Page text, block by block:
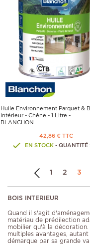
Huile Environnement Parquet &
intérieur - Chêne - 1 Litre -
BLANCHON
42,86 € TTC
EN STOCK - QUANTITÉ
1 2 3
BOIS INTERIEUR
Quand il s'agit
matériau de prédilection
mobilier qu'à la
multiples avantages,
démarque par sa grande